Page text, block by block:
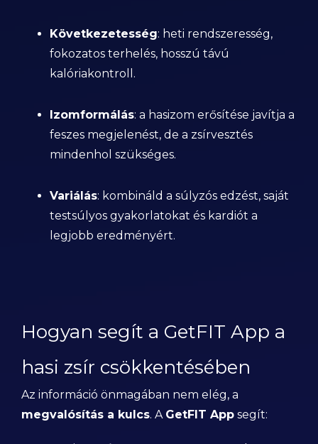
Következetesség: heti rendszeresség,
fokozatos terhelés, hosszú távú
kalóriakontroll.
Izomformálás: a hasizom erősítése javítja a
feszes megjelenést, de a zsírvesztés
mindenhol szükséges.
Variálás: kombináld a súlyzós edzést, saját
testsúlyos gyakorlatokat és kardiót a
legjobb eredményért.
Hogyan segít a GetFIT App a
hasi zsír csökkentésében
Az információ önmagában nem elég, a
megvalósítás a kulcs. A GetFIT App segít: